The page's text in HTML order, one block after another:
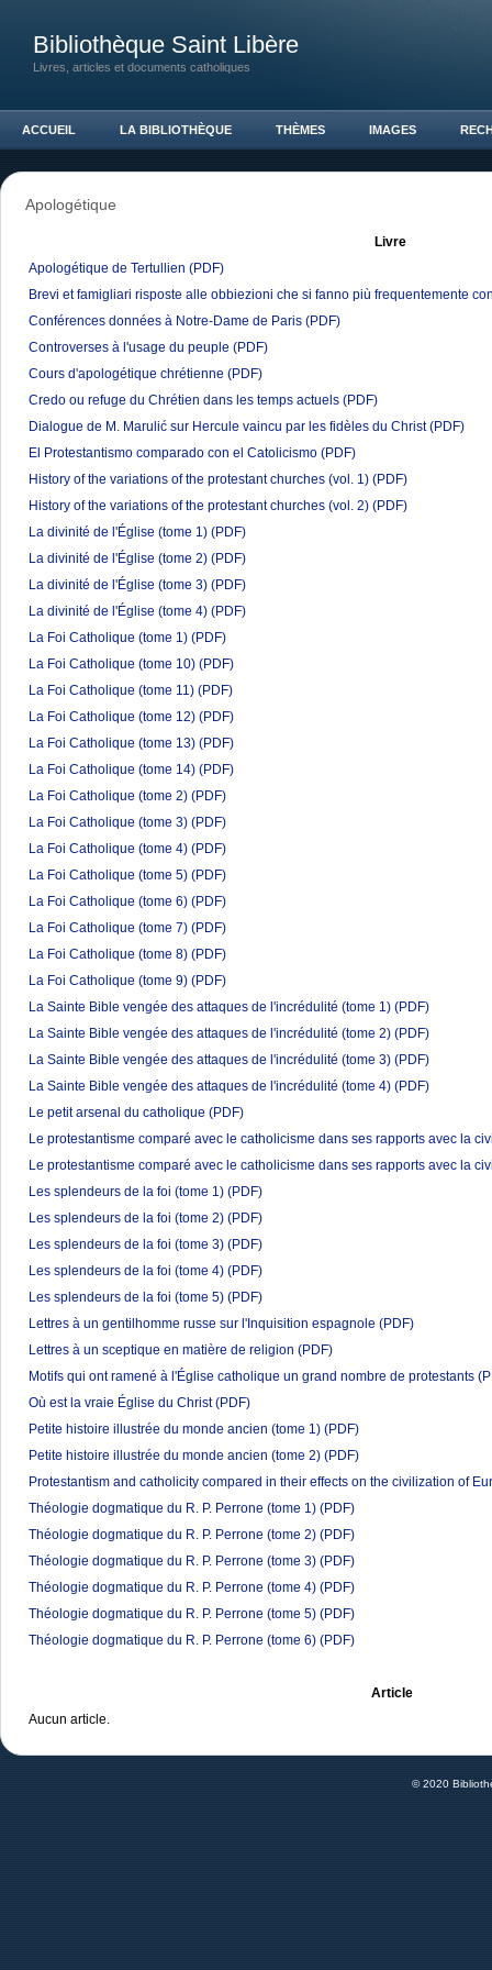
Bibliothèque Saint Libère
Livres, articles et documents catholiques
ACCUEIL LA BIBLIOTHÈQUE THÈMES IMAGES
Apologétique
Livre
Apologétique de Tertullien (PDF)
Brevi et famigliari risposte alle obbiezioni che si fanno più frequentemente
Conférences données à Notre-Dame de Paris (PDF)
Controverses à l'usage du peuple (PDF)
Cours d'apologétique chrétienne (PDF)
Credo ou refuge du Chrétien dans les temps actuels (PDF)
Dialogue de M. Marulić sur Hercule vaincu par les fidèles du Christ (PDF)
El Protestantismo comparado con el Catolicismo (PDF)
History of the variations of the protestant churches (vol. 1) (PDF)
History of the variations of the protestant churches (vol. 2) (PDF)
La divinité de l'Église (tome 1) (PDF)
La divinité de l'Église (tome 2) (PDF)
La divinité de l'Église (tome 3) (PDF)
La divinité de l'Église (tome 4) (PDF)
La Foi Catholique (tome 1) (PDF)
La Foi Catholique (tome 10) (PDF)
La Foi Catholique (tome 11) (PDF)
La Foi Catholique (tome 12) (PDF)
La Foi Catholique (tome 13) (PDF)
La Foi Catholique (tome 14) (PDF)
La Foi Catholique (tome 2) (PDF)
La Foi Catholique (tome 3) (PDF)
La Foi Catholique (tome 4) (PDF)
La Foi Catholique (tome 5) (PDF)
La Foi Catholique (tome 6) (PDF)
La Foi Catholique (tome 7) (PDF)
La Foi Catholique (tome 8) (PDF)
La Foi Catholique (tome 9) (PDF)
La Sainte Bible vengée des attaques de l'incrédulité (tome 1) (PDF)
La Sainte Bible vengée des attaques de l'incrédulité (tome 2) (PDF)
La Sainte Bible vengée des attaques de l'incrédulité (tome 3) (PDF)
La Sainte Bible vengée des attaques de l'incrédulité (tome 4) (PDF)
Le petit arsenal du catholique (PDF)
Le protestantisme comparé avec le catholicisme dans ses rapports avec la
Le protestantisme comparé avec le catholicisme dans ses rapports avec la
Les splendeurs de la foi (tome 1) (PDF)
Les splendeurs de la foi (tome 2) (PDF)
Les splendeurs de la foi (tome 3) (PDF)
Les splendeurs de la foi (tome 4) (PDF)
Les splendeurs de la foi (tome 5) (PDF)
Lettres à un gentilhomme russe sur l'Inquisition espagnole (PDF)
Lettres à un sceptique en matière de religion (PDF)
Motifs qui ont ramené à l'Église catholique un grand nombre de protestants
Où est la vraie Église du Christ (PDF)
Petite histoire illustrée du monde ancien (tome 1) (PDF)
Petite histoire illustrée du monde ancien (tome 2) (PDF)
Protestantism and catholicity compared in their effects on the civilization of
Théologie dogmatique du R. P. Perrone (tome 1) (PDF)
Théologie dogmatique du R. P. Perrone (tome 2) (PDF)
Théologie dogmatique du R. P. Perrone (tome 3) (PDF)
Théologie dogmatique du R. P. Perrone (tome 4) (PDF)
Théologie dogmatique du R. P. Perrone (tome 5) (PDF)
Théologie dogmatique du R. P. Perrone (tome 6) (PDF)
Article
Aucun article.
© 2020